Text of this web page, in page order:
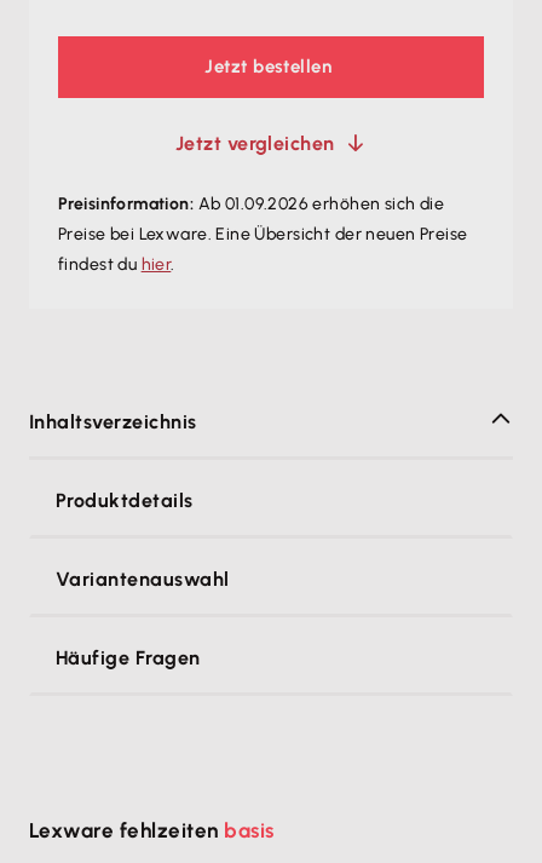
Jetzt bestellen
Jetzt vergleichen
Preisinformation: Ab 01.09.2026 erhöhen sich die
Preise bei Lexware. Eine Übersicht der neuen Preise
findest du hier.
Inhaltsverzeichnis
Produktdetails
Variantenauswahl
Häufige Fragen
Lexware fehlzeiten basis